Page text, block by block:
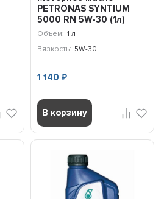
PETRONAS SYNTIUM
5000 RN 5W-30 (1л)
Renault / 70543E18EU
Объем: 1 л
Вязкость: 5W-30
1 140 ₽
В корзину